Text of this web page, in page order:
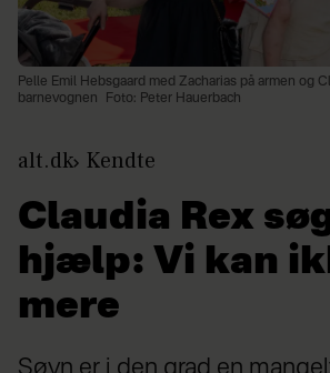
Pelle Emil Hebsgaard med Zacharias på armen og
barnevognen
Foto: Peter Hauerbach
alt.dk Kendte
Claudia Rex
hjælp: Vi kan
mere